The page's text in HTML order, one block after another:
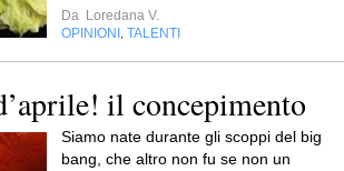
Da Loredana V.
OPINIONI
TALENTI
il concepimento
Siamo nate durante gli scoppi del big
bang, che altro non fu se non un